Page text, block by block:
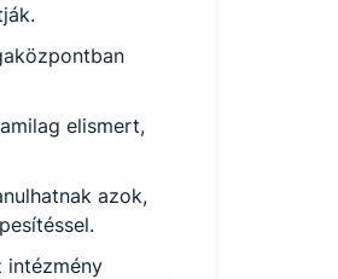
elismert,
azok,
intézmény